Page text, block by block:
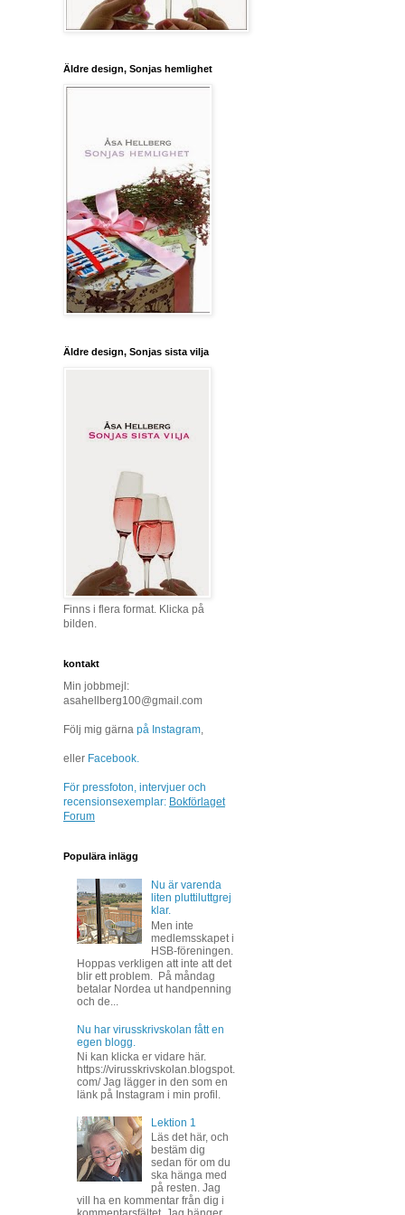
Äldre design, Sonjas hemlighet
Äldre design, Sonjas sista vilja
Finns i flera format. Klicka på
bilden.
kontakt
Min jobbmejl:
asahellberg100@gmail.com
Följ mig gärna på Instagram,
eller Facebook.
För pressfoton, intervjuer och
recensionsexemplar: Bokförlaget
Forum
Populära inlägg
Nu är varenda
liten pluttiluttgrej
klar.
Men inte
medlemsskapet i
HSB-föreningen.
Hoppas verkligen att inte att det
blir ett problem. På måndag
betalar Nordea ut handpenning
och de...
Nu har virusskrivskolan fått en
egen blogg.
Ni kan klicka er vidare här.
https://virusskrivskolan.blogspot.
com/ Jag lägger in den som en
länk på Instagram i min profil.
Lektion 1
Läs det här, och
bestäm dig
sedan för om du
ska hänga med
på resten. Jag
vill ha en kommentar från dig i